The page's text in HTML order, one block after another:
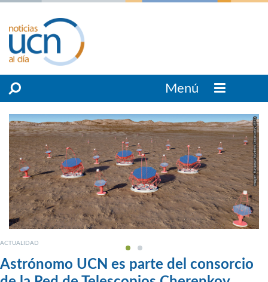
Menú
ACTUALIDAD
Astrónomo UCN es parte del consorcio